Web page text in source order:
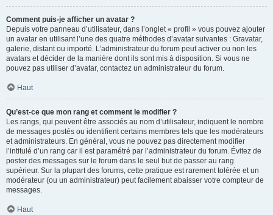
Comment puis-je afficher un avatar ?
Depuis votre panneau d’utilisateur, dans l’onglet « profil » vous pouvez ajouter
un avatar en utilisant l’une des quatre méthodes d’avatar suivantes : Gravatar,
galerie, distant ou importé. L’administrateur du forum peut activer ou non les
avatars et décider de la manière dont ils sont mis à disposition. Si vous ne
pouvez pas utiliser d’avatar, contactez un administrateur du forum.
Haut
Qu’est-ce que mon rang et comment le modifier ?
Les rangs, qui peuvent être associés au nom d’utilisateur, indiquent le nombre
de messages postés ou identifient certains membres tels que les modérateurs
et administrateurs. En général, vous ne pouvez pas directement modifier
l’intitulé d’un rang car il est paramétré par l’administrateur du forum. Évitez de
poster des messages sur le forum dans le seul but de passer au rang
supérieur. Sur la plupart des forums, cette pratique est rarement tolérée et un
modérateur (ou un administrateur) peut facilement abaisser votre compteur de
messages.
Haut